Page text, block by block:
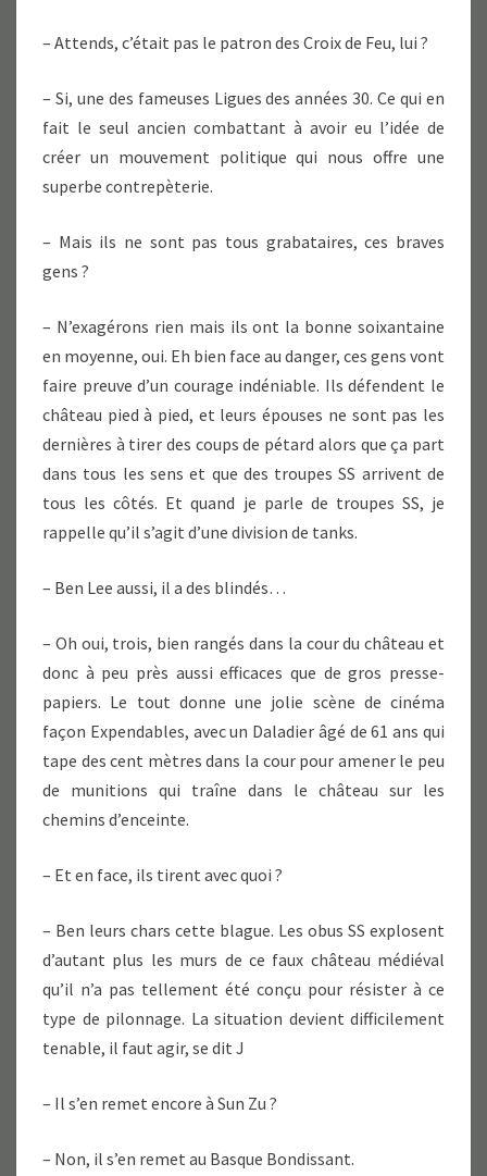
– Attends, c’était pas le patron des Croix de Feu, lui ?
– Si, une des fameuses Ligues des années 30. Ce qui en
fait le seul ancien combattant à avoir eu l’idée de
créer un mouvement politique qui nous offre une
superbe contrepèterie.
– Mais ils ne sont pas tous grabataires, ces braves
gens ?
– N’exagérons rien mais ils ont la bonne soixantaine
en moyenne, oui. Eh bien face au danger, ces gens vont
faire preuve d’un courage indéniable. Ils défendent le
château pied à pied, et leurs épouses ne sont pas les
dernières à tirer des coups de pétard alors que ça part
dans tous les sens et que des troupes SS arrivent de
tous les côtés. Et quand je parle de troupes SS, je
rappelle qu’il s’agit d’une division de tanks.
– Ben Lee aussi, il a des blindés…
– Oh oui, trois, bien rangés dans la cour du château et
donc à peu près aussi efficaces que de gros presse-
papiers. Le tout donne une jolie scène de cinéma
façon Expendables, avec un Daladier âgé de 61 ans qui
tape des cent mètres dans la cour pour amener le peu
de munitions qui traîne dans le château sur les
chemins d’enceinte.
– Et en face, ils tirent avec quoi ?
– Ben leurs chars cette blague. Les obus SS explosent
d’autant plus les murs de ce faux château médiéval
qu’il n’a pas tellement été conçu pour résister à ce
type de pilonnage. La situation devient difficilement
tenable, il faut agir, se dit J
– Il s’en remet encore à Sun Zu ?
– Non, il s’en remet au Basque Bondissant.